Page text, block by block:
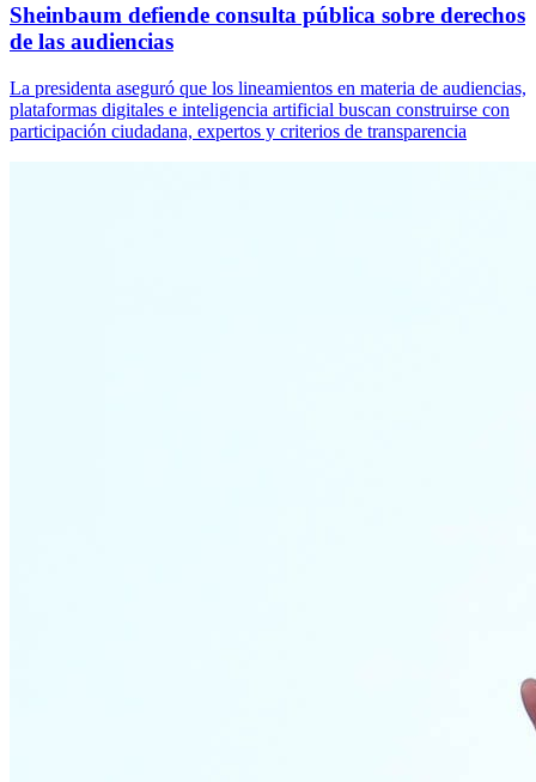
Sheinbaum defiende consulta pública sobre derechos
de las audiencias
La presidenta aseguró que los lineamientos en materia de audiencias,
plataformas digitales e inteligencia artificial buscan construirse con
participación ciudadana, expertos y criterios de transparencia